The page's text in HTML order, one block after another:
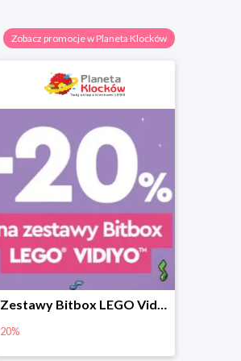
Zobacz promocje w Planeta Klocków
Zestawy Bitbox LEGO Vidiyo w Planecie Klocków -20%
20%